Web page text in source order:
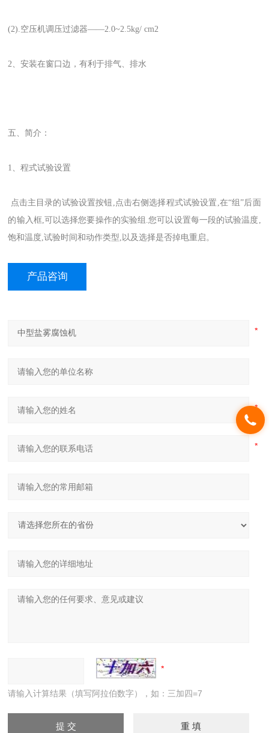
(2).空压机调压过滤器——2.0~2.5kg/ cm2
2、安装在窗口边，有利于排气、排水
五、简介：
1、程式试验设置
点击主目录的试验设置按钮,点击右侧选择程式试验设置,在“组”后面
的输入框,可以选择您要操作的实验组.您可以设置每一段的试验温度,
饱和温度,试验时间和动作类型,以及选择是否掉电重启。
产品咨询
请输入计算结果（填写阿拉伯数字），如：三加四=7